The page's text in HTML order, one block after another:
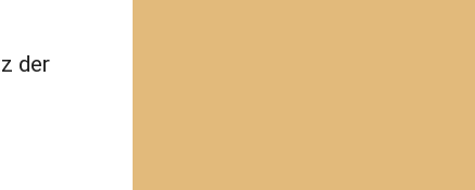
der